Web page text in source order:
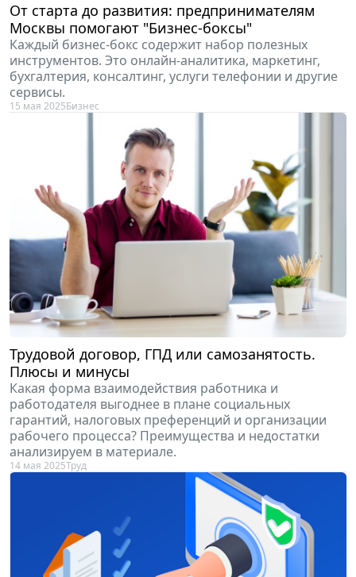
От старта до развития: предпринимателям
Москвы помогают "Бизнес-боксы"
Каждый бизнес-бокс содержит набор полезных
инструментов. Это онлайн-аналитика, маркетинг,
бухгалтерия, консалтинг, услуги телефонии и другие
сервисы.
15 мая 2025Бизнес
Трудовой договор, ГПД или самозанятость.
Плюсы и минусы
Какая форма взаимодействия работника и
работодателя выгоднее в плане социальных
гарантий, налоговых преференций и организации
рабочего процесса? Преимущества и недостатки
анализируем в материале.
14 мая 2025Труд